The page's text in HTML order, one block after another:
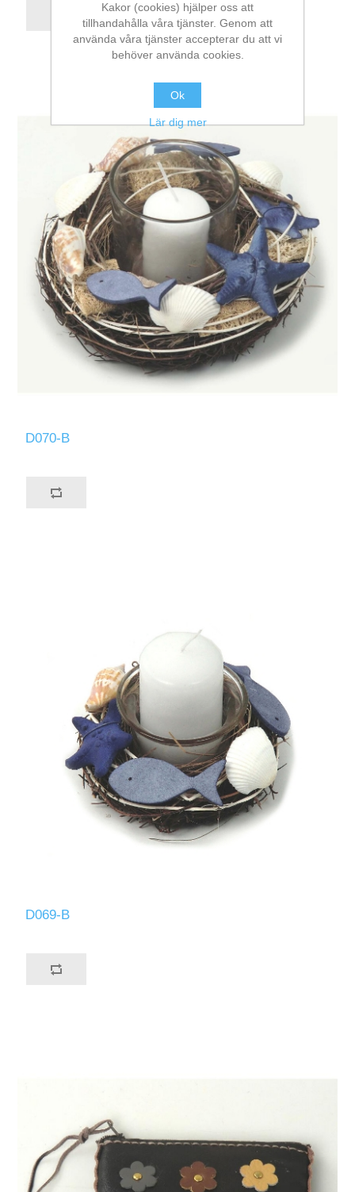
D070-B
D069-B
Kakor (cookies) hjälper oss att
tillhandahålla våra tjänster. Genom att
använda våra tjänster accepterar du att vi
behöver använda cookies.
Ok
Lär dig mer